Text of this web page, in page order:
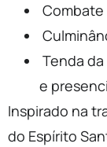
Tenda
e
Inspirado na
do Espírito